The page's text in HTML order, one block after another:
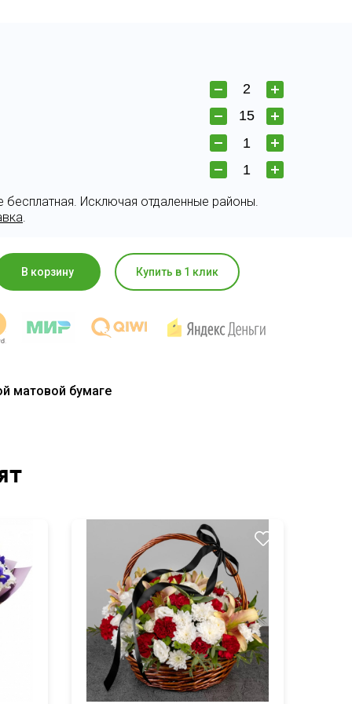
бесплатная. Исключая отдаленные районы.
.
В корзину Купить в 1 клик
матовой бумаге